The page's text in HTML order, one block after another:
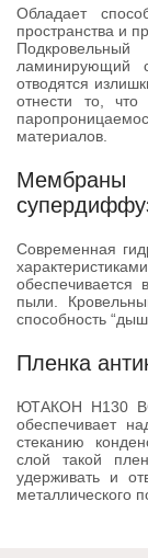
Обладает
пространства и
ламинирующий
отводятся
отнести то,
материалов.
Современная
обеспечивается
пыли.
способность
Пленка
ЮТАКОН Н130
обеспечивает
стеканию
слой такой
удерживать и
металлического